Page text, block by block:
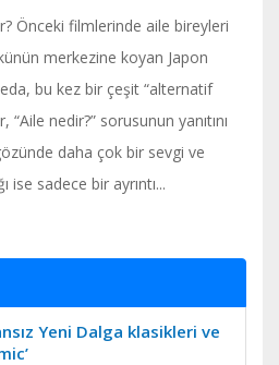
Önceki filmlerinde aile bireyleri
merkezine koyan Japon
bu kez bir çeşit “alternatif
“Aile nedir?” sorusunun yanıtını
daha çok bir sevgi ve
ise sadece bir ayrıntı...
Yeni Dalga klasikleri ve